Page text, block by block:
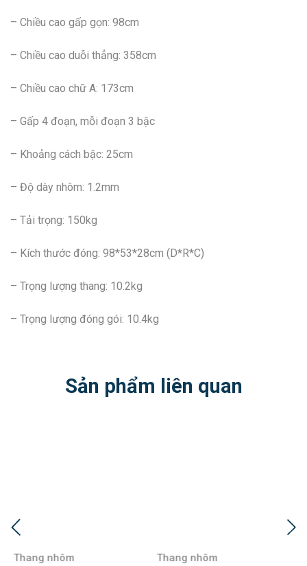
– Chiều cao gấp gọn: 98cm
– Chiều cao duỗi thẳng: 358cm
– Chiều cao chữ A: 173cm
– Gấp 4 đoạn, mỗi đoạn 3 bậc
– Khoảng cách bậc: 25cm
– Độ dày nhôm: 1.2mm
– Tải trọng: 150kg
– Kích thước đóng: 98*53*28cm (D*R*C)
– Trọng lượng thang: 10.2kg
– Trọng lượng đóng gói: 10.4kg
Sản phẩm liên quan
Thang nhôm Thang nhôm